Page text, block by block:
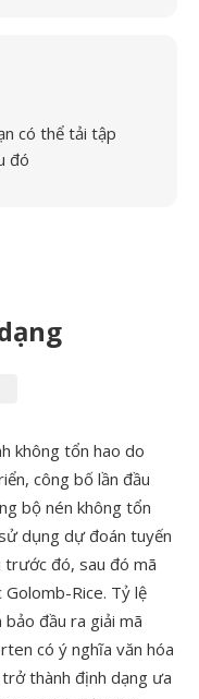
có thể tải tập
đó
không tổn hao do
công bố lần đầu
bộ nén không tổn
dụng dự đoán tuyến
trước đó, sau đó mã
Rice. Tỷ lệ
đầu ra giải mã
có ý nghĩa văn hóa
thành định dạng ưa